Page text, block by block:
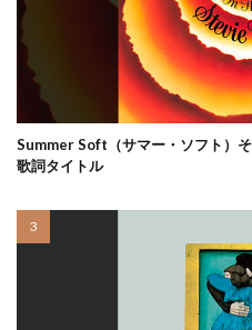
Summer Soft（サマー・ソフト）
歌詞タイトル